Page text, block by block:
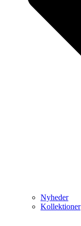
Nyheder
Kollektioner